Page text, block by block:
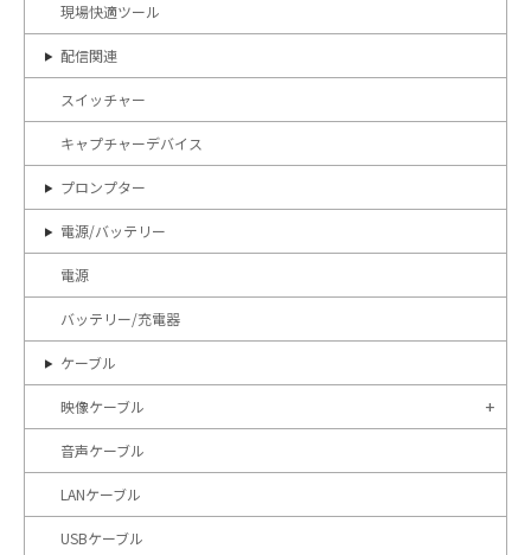
現場快適ツール
配信関連
スイッチャー
キャプチャーデバイス
プロンプター
電源/バッテリー
電源
バッテリー/充電器
ケーブル
映像ケーブル
音声ケーブル
LANケーブル
USBケーブル